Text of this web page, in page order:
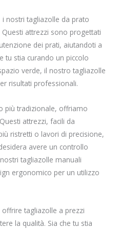
i nostri tagliazolle da prato
attrezzi sono progettati
dei prati, aiutandoti a
tu stia curando un piccolo
verde, il nostro tagliazolle
risultati professionali.
più tradizionale, offriamo
attrezzi, facili da
ristretti o lavori di precisione,
avere un controllo
tagliazolle manuali
ergonomico per un utilizzo
tagliazolle a prezzi
la qualità. Sia che tu stia